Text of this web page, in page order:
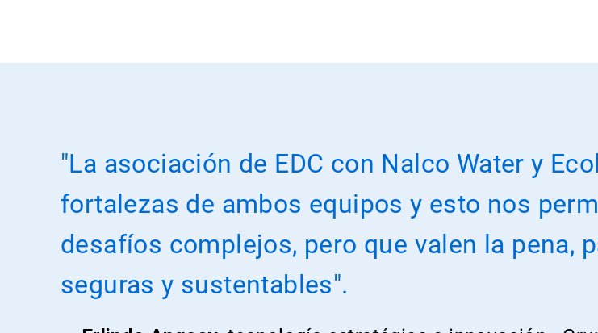
"La asociación de EDC con Nalco Water y
fortalezas de ambos equipos y esto nos
desafíos complejos, pero que valen la pena,
seguras y sustentables".